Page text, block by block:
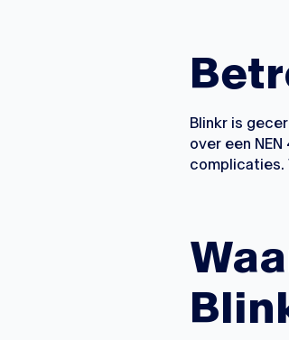
Blinkr is
over een
complicaties.